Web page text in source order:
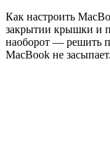
Как настроить
закрытии крышки и
наоборот — решить
MacBook не засыпает.